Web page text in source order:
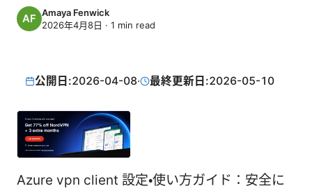
Amaya Fenwick
2026年4月8日 · 1 min read
公開日:2026-04-08· 最終更新日:2026-05-10
Azure vpn client 設定・使い方ガイド：安全に